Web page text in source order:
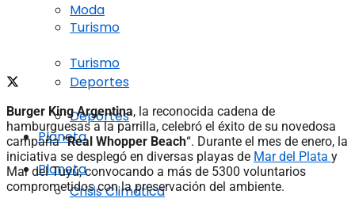
Turismo
Deportes
Planeta
Crisis Climática
Moda
Turismo
Deportes
Planeta
Burger King Argentina, la reconocida cadena de
hamburguesas a la parrilla, celebró el éxito de su novedosa
campaña“Real Whopper Beach“. Durante el mes de enero, la
iniciativa se desplegó en diversas playas de Mar del Plata y
Mar del Tuyú, convocando a más de 5300 voluntarios
comprometidos con la preservación del ambiente.